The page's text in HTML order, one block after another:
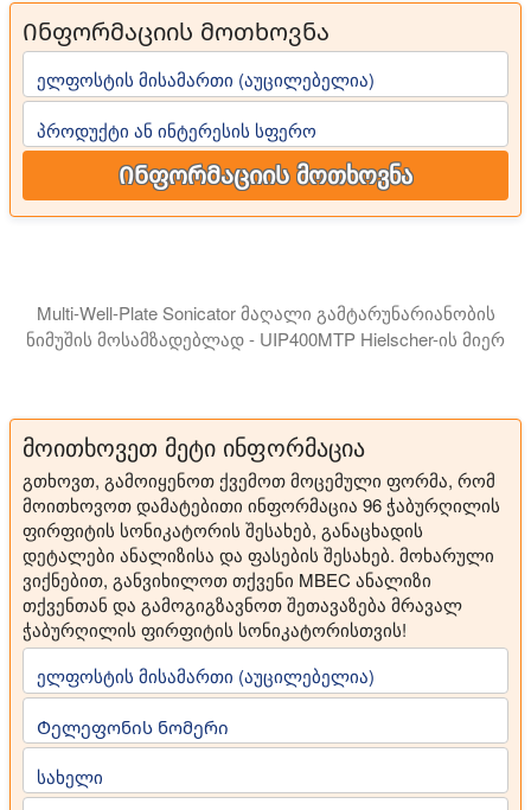
Ინფორმაციის მოთხოვნა
ელფოსტის მისამართი (აუცილებელია)
პროდუქტი ან ინტერესის სფერო
Ინფორმაციის მოთხოვნა
Multi-Well-Plate Sonicator მაღალი გამტარუნარიანობის
ნიმუშის მოსამზადებლად - UIP400MTP Hielscher-ის მიერ
მოითხოვეთ მეტი ინფორმაცია
გთხოვთ, გამოიყენოთ ქვემოთ მოცემული ფორმა, რომ
მოითხოვოთ დამატებითი ინფორმაცია 96 ჭაბურღილის
ფირფიტის სონიკატორის შესახებ, განაცხადის
დეტალები ანალიზისა და ფასების შესახებ. მოხარული
ვიქნებით, განვიხილოთ თქვენი MBEC ანალიზი
თქვენთან და გამოგიგზავნოთ შეთავაზება მრავალ
ჭაბურღილის ფირფიტის სონიკატორისთვის!
ელფოსტის მისამართი (აუცილებელია)
Ტელეფონის ნომერი
სახელი